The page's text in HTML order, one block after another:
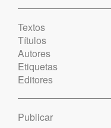
Textos
Títulos
Autores
Etiquetas
Editores
Publicar